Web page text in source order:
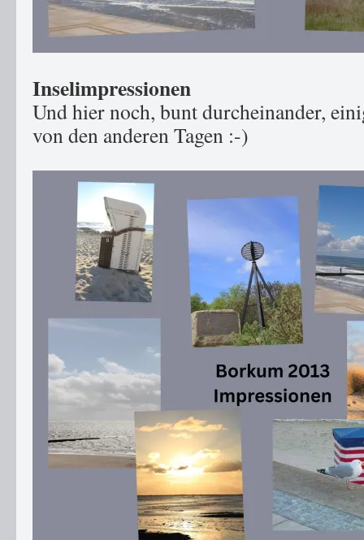
Inselimpressionen
Und hier noch, bunt durcheinander,
von den anderen Tagen :-)